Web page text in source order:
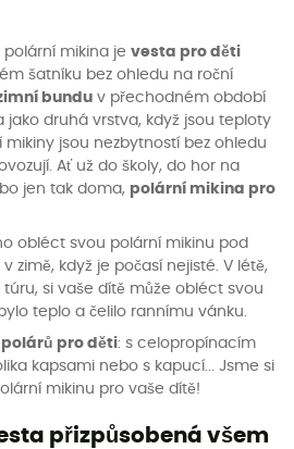
polární mikina je vesta pro děti
šatníku bez ohledu na roční
bundu v přechodném období
jako druhá vrstva, když jsou teploty
mikiny jsou nezbytností bez ohledu
Ať už do školy, do hor na
jen tak doma, polární mikina pro
obléct svou polární mikinu pod
v zimě, když je počasí nejisté. V létě,
si vaše dítě může obléct svou
teplo a čelilo rannímu vánku.
polárů pro děti: s celopropínacím
kapsami nebo s kapucí... Jsme si
mikinu pro vaše dítě!
přizpůsobená všem